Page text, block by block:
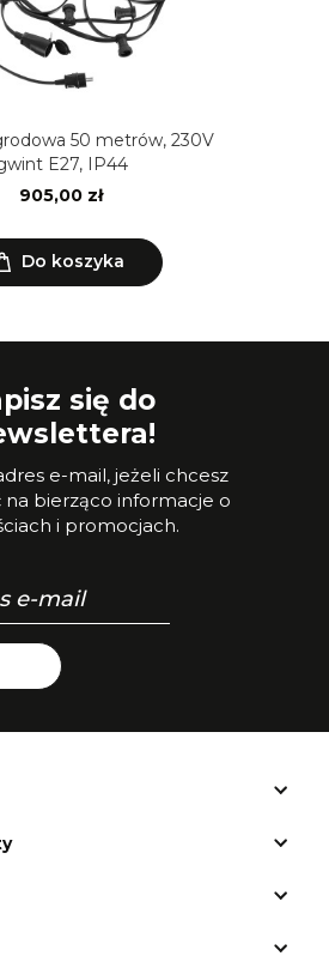
50 metrów, 230V
E27, IP44
905,00 zł
Do koszyka
się do
e-mail, jeżeli chcesz
na bierząco informacje o
i promocjach.